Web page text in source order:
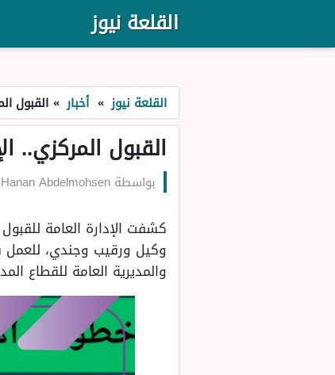
القلعة نيوز
القلعة نيوز » أخبار » القبول
القبول المركزي..
بواسطة Hanan Abdelmohsen
كشفت الإدارة العامة
وكيل ورقيب وجندي، للعمل
والمديرية العامة للقطاع